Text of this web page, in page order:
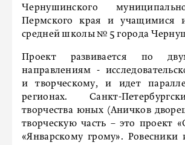
Чернушинского
Пермского края и учащимися
средней школы № 5 города
Проект развивается по
направлениям -
и творческому, и идет
регионах. Санкт-
творчества юных (Аничков
творческую часть – это проект
«Январскому грому». Ровесники